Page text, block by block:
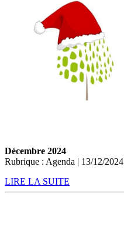
Décembre 2024
Rubrique : Agenda | 13/12/2024
LIRE LA SUITE